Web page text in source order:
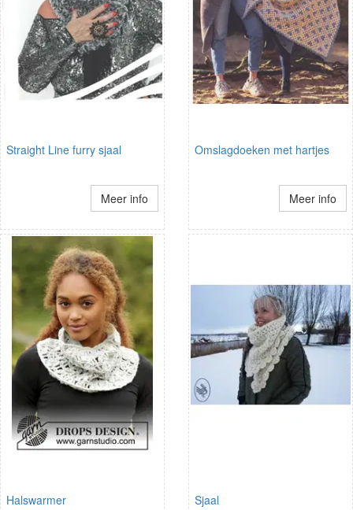
Straight Line furry sjaal
Meer info
Omslagdoeken met hartjes
Meer info
Halswarmer Sjaal